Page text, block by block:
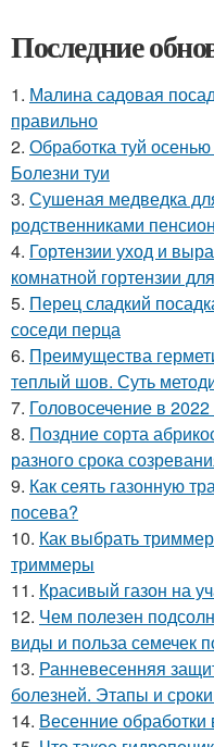
Последние
1. Малина садовая
правильно
2. Обработка туй
Болезни туи
3. Сушеная медведка
родственниками
4. Гортензии уход и
комнатной гортензии
5. Перец сладкий
соседи перца
6. Преимущества
теплый шов. Суть
7. Головосечение в 2022
8. Поздние сорта
разного срока
9. Как сеять газонную
посева?
10. Как выбрать
триммеры
11. Красивый газон на
12. Чем полезен
виды и польза семечек
13. Ранневесенняя
болезней. Этапы и
14. Весенние